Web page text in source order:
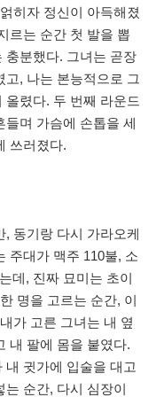
히자 정신이 아득해졌
르는 순간 첫 발을 뽑
충분했다. 그녀는 곧장
, 나는 본능적으로 그
렸다. 두 번째 라운드
들며 가슴에 손톱을 세
쓰러졌다.
동기랑 다시 가라오케
주대가 맥주 110불, 소
데, 진짜 묘미는 초이
명을 고르는 순간, 이
가 고른 그녀는 내 옆
내 팔에 몸을 붙였다.
내 귓가에 입술을 대고
는 순간, 다시 심장이